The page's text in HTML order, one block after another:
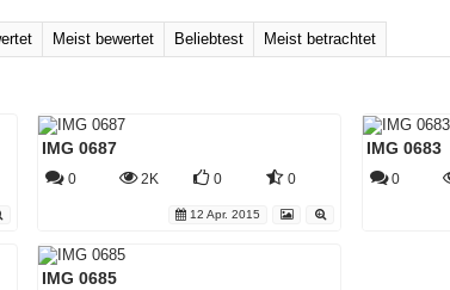
Meist bewertet Beliebtest Meist betrachtet
IMG 0687
0 2K 0 0
12 Apr. 2015
IMG 0683
0
IMG 0685